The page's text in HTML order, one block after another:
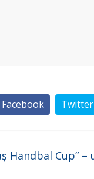
Twitter
Handbal Cup”